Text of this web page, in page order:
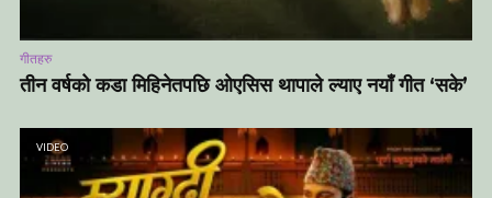
गीतहरु
तीन वर्षको कडा मिहिनेतपछि ओएसिस थापाले ल्याए नयाँ गीत ‘सके’
VIDEO